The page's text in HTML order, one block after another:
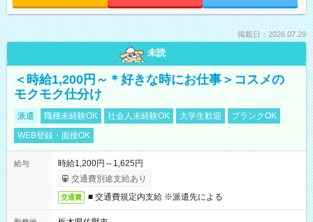
掲載日：2026.07.29
未読
＜時給1,200円～＊好きな時にお仕事＞コスメの
モクモク仕分け
派遣 職種未経験OK 社会人未経験OK 大学生歓迎
ブランクOK
WEB登録・面接OK
給与
時給1,200円～1,625円
交通費別途支給あり
交通費 ■ 交通費規定内支給 ※派遣先による